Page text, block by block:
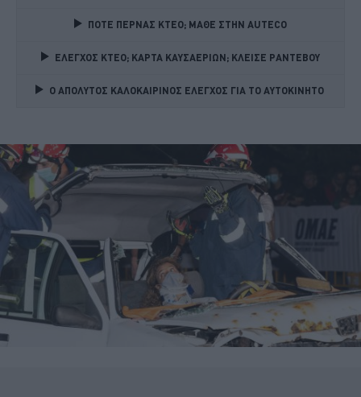
ΠΟΤΕ ΠΕΡΝΑΣ ΚΤΕΟ; ΜΑΘΕ ΣΤΗΝ ΑUTECO
ΕΛΕΓΧΟΣ ΚΤΕΟ; ΚΑΡΤΑ ΚΑΥΣΑΕΡΙΩΝ; ΚΛΕΙΣΕ ΡΑΝΤΕΒΟΥ
Ο ΑΠΟΛΥΤΟΣ ΚΑΛΟΚΑΙΡΙΝΟΣ ΕΛΕΓΧΟΣ ΓΙΑ ΤΟ ΑΥΤΟΚΙΝΗΤΟ